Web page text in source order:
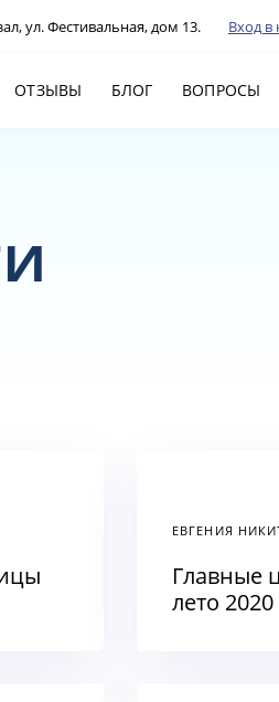
ул. Фестивальная, дом 13. Вход в
ОТЗЫВЫ БЛОГ ВОПРОСЫ
ЕВГЕНИЯ
Главные
лето 2020